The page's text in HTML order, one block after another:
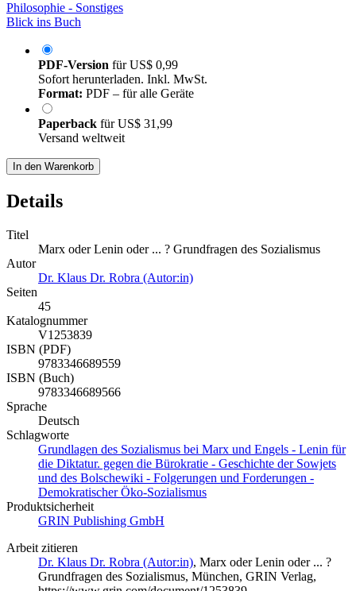
Philosophie - Sonstiges
Blick ins Buch
PDF-Version fürUS$ 0,99
Sofort herunterladen. Inkl. MwSt.
Format: PDF – für alle Geräte
Paperback fürUS$ 31,99
Versand weltweit
In den Warenkorb
Details
Titel
Marx oder Lenin oder ... ? Grundfragen des Sozialismus
Autor
Dr. Klaus Dr. Robra (Autor:in)
Seiten
45
Katalognummer
V1253839
ISBN (PDF)
9783346689559
ISBN (Buch)
9783346689566
Sprache
Deutsch
Schlagworte
Grundlagen des Sozialismus bei Marx und Engels - Lenin für
die Diktatur. gegen die Bürokratie - Geschichte der Sowjets
und des Bolschewiki - Folgerungen und Forderungen -
Demokratischer Öko-Sozialismus
Produktsicherheit
GRIN Publishing GmbH
Arbeit zitieren
Dr. Klaus Dr. Robra (Autor:in), Marx oder Lenin oder ... ?
Grundfragen des Sozialismus, München, GRIN Verlag,